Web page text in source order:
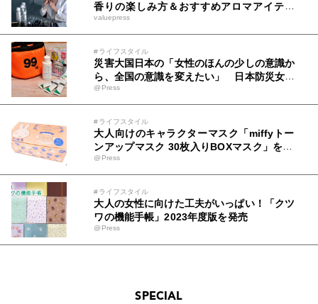
香りの楽しみ方＆おすすめアロマアイテム
Qoo10で人気の「ディフューザー」販売ラ
ンキングも発表
valuepress
#ライフスタイル
災害大国日本の「女性のほんの少しの意識か
ら、全国の意識を変えたい」 日本防災女子
株式会社と美術学校の生徒による女性防災セ
ット99販売開始！
@Press
#ライフスタイル
大人向けのキャラクターマスク「miffyトー
ンアップマスク 30枚入りBOXマスク」を20
22年7月上旬に発売！
@Press
#ライフスタイル
大人の女性に向けた工夫がいっぱい！「クツ
ワの機能手帳」2023年度版を発売
@Press
SPECIAL